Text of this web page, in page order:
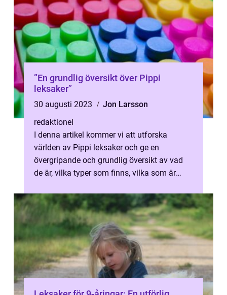
”En grundlig översikt över Pippi
leksaker”
30 augusti 2023
Jon Larsson
redaktionel
I denna artikel kommer vi att utforska
världen av Pippi leksaker och ge en
övergripande och grundlig översikt av vad
de är, vilka typer som finns, vilka som är